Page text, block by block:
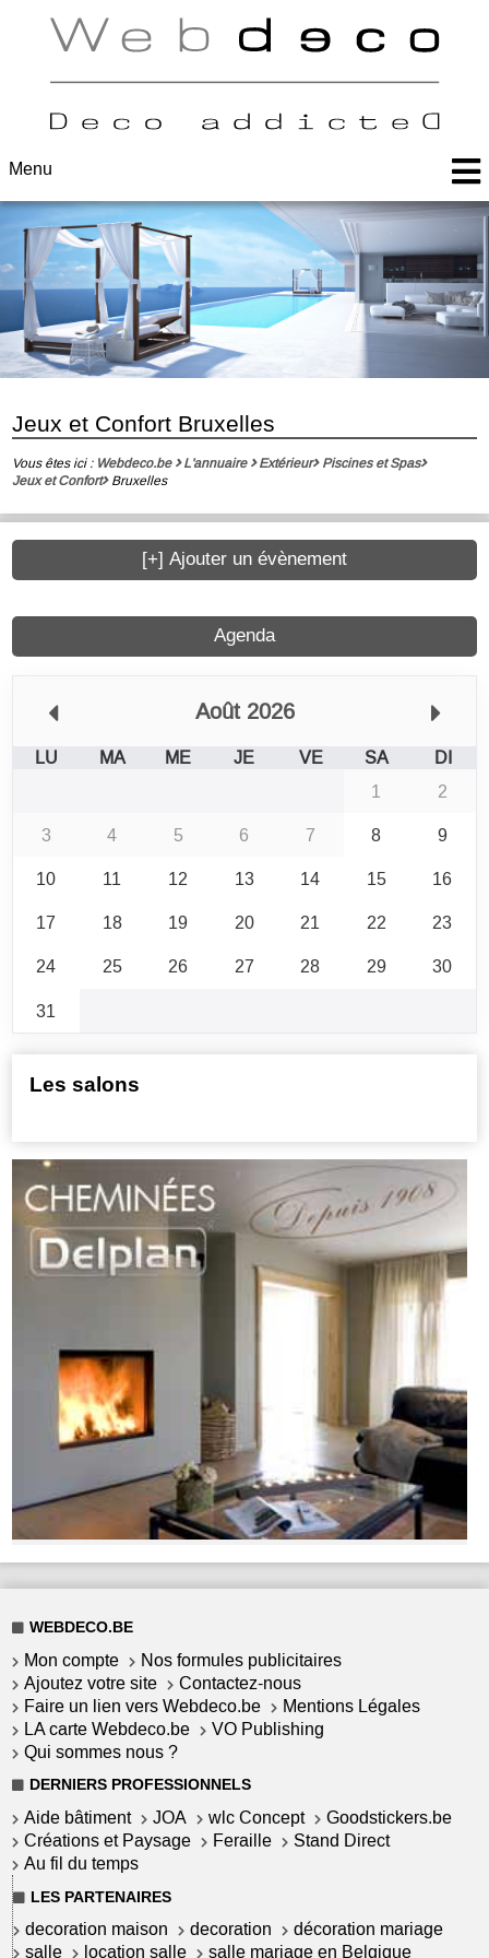
Menu
Jeux et Confort Bruxelles
Vous êtes ici : Webdeco.be L'annuaire Extérieur
Piscines et Spas
Jeux et Confort
Bruxelles
Agenda
Août 2026
LU MA ME JE VE SA
DI
1
2
3
4 5 6 7 8
9
10
11 12 13 14 15
16
17
18 19 20 21 22
23
24
25 26 27 28 29
30
31
[+] Ajouter un évènement
Les salons
WEBDECO.BE
Mon compte
Nos formules publicitaires
Ajoutez votre site
Contactez-nous
Faire un lien vers Webdeco.be
Mentions Légales
LA carte Webdeco.be
VO Publishing
Qui sommes nous ?
DERNIERS PROFESSIONNELS
Aide bâtiment JOA wlc Concept
Goodstickers.be
Créations et Paysage
Feraille
Stand Direct
Au fil du temps
LES PARTENAIRES
decoration maison decoration
décoration mariage
salle
location salle salle mariage en Belgique